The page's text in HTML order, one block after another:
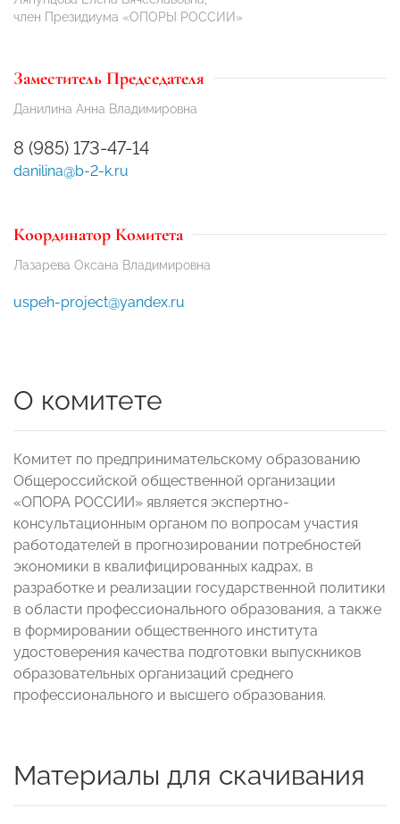
член Президиума «ОПОРЫ РОССИИ»
Заместитель Председателя
Данилина Анна Владимировна
8 (985) 173-47-14
danilina@b-2-k.ru
Координатор Комитета
Лазарева Оксана Владимировна
uspeh-project@yandex.ru
О комитете
Комитет по предпринимательскому образованию
Общероссийской общественной организации
«ОПОРА РОССИИ» является экспертно-
консультационным органом по вопросам участия
работодателей в прогнозировании потребностей
экономики в квалифицированных кадрах, в
разработке и реализации государственной политики
в области профессионального образования, а также
в формировании общественного института
удостоверения качества подготовки выпускников
образовательных организаций среднего
профессионального и высшего образования.
Материалы для скачивания